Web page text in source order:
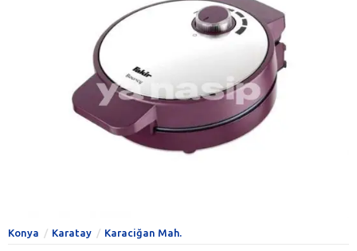
Konya Karatay Karaciğan Mah.